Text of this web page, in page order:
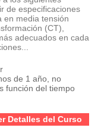
de especificaciones
en media tensión
(CT),
adecuados en cada
de 1 año, no
función del tiempo
Detalles del Curso